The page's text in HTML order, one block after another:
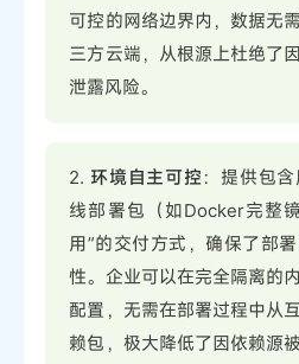
可控的网络边界内，数据无
三方云端，从根源上杜绝了
泄露风险。
2. 环境自主可控 ：提供包
线部署包（如Docker完整
用”的交付方式，确保了部
性。企业可以在完全隔离的
配置，无需在部署过程中从
赖包，极大降低了因依赖源